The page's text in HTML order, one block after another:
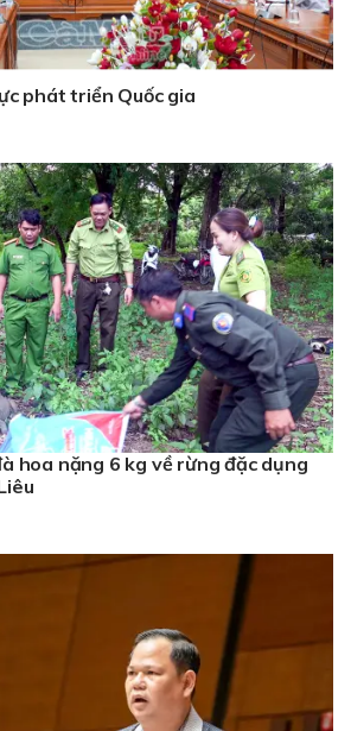
phát triển Quốc gia
hoa nặng 6 kg về rừng đặc dụng